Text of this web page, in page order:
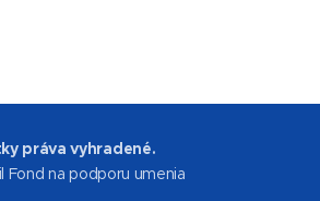
práva vyhradené.
na podporu umenia